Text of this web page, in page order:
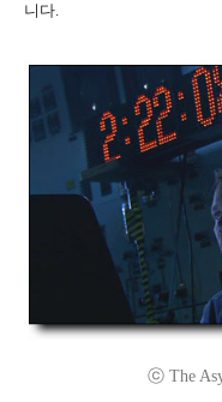
니다.
ⓒ The